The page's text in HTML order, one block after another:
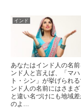
インド
あなたはインド人の名
ンド人と言えば、「マ
ト・シン」が挙げられ
ンド人の名前にはさま
と違い名づけにも地域
のよ...